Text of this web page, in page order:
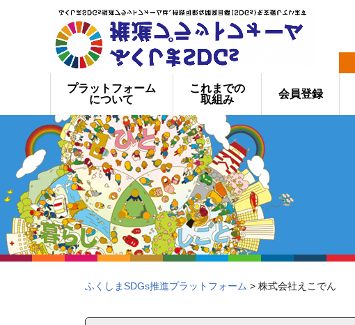
プラットフォーム
について
これまでの
取組み
会員登録
ふくしまSDGs推進プラットフォーム > 株式会社えこでん